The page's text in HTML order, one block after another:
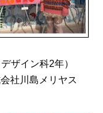
ザイン科2年）
社川島メリヤス